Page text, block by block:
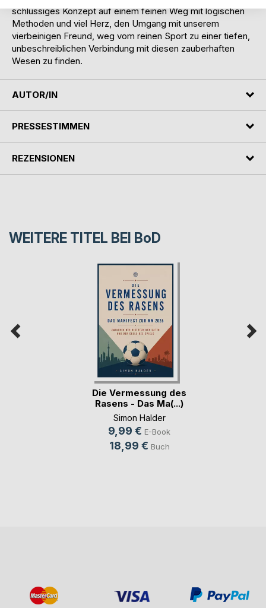
schlüssiges Konzept auf einem feinen Weg mit logischen
Methoden und viel Herz, den Umgang mit unserem
vierbeinigen Freund, weg vom reinen Sport zu einer tiefen,
unbeschreiblichen Verbindung mit diesen zauberhaften
Wesen zu finden.
AUTOR/IN
PRESSESTIMMEN
REZENSIONEN
WEITERE TITEL BEI BoD
Die Vermessung des
Rasens - Das Ma(...)
Simon Halder
9,99 € E-Book
18,99 € Buch